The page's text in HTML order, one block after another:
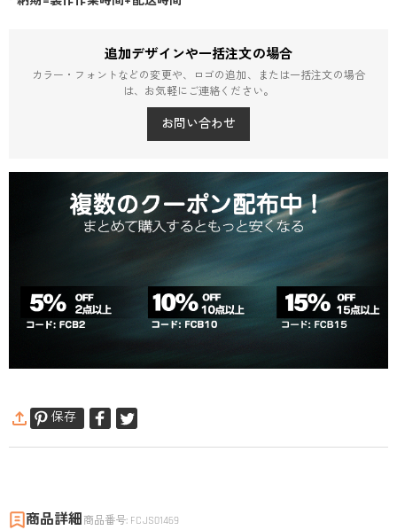
追加デザインや一括注文の場合
カラー・フォントなどの変更や、ロゴの追加、または一括注文の場合
は、お気軽にご連絡ください。
お問い合わせ
保存
商品詳細 商品番号: FCJS01469